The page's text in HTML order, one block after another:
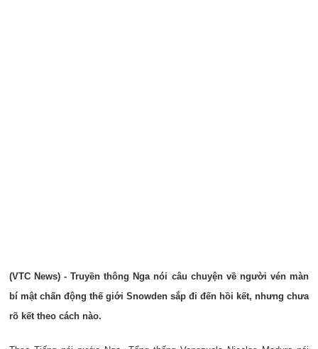
(VTC News) - Truyền thông Nga nói câu chuyện về người vén màn
bí mật chấn động thế giới Snowden sắp đi đến hồi kết, nhưng chưa
rõ kết theo cách nào.